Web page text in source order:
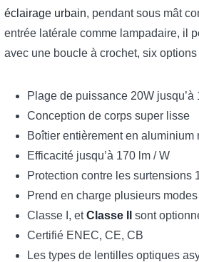
éclairage urbain, pendant sous mât
entrée latérale comme lampadaire, il
avec une boucle à crochet, six
Plage de puissance 20W jusqu’à
Conception de corps super lisse
Boîtier entièrement en aluminium
Efficacité jusqu’à 170 lm / W
Protection contre les surtensions
Prend en charge plusieurs
Classe I, etClasse II
sont
Certifié ENEC, CE, CB
Les types de lentilles optiques